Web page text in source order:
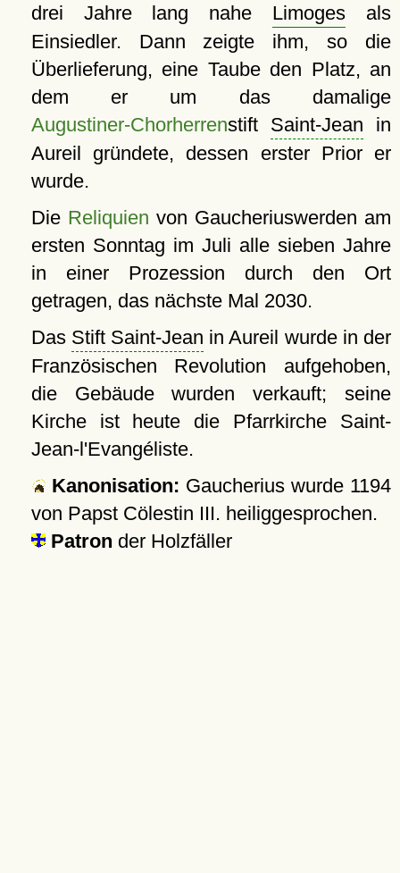
drei Jahre lang nahe Limoges als
Einsiedler. Dann zeigte ihm, so die
Überlieferung, eine Taube den Platz, an
dem er um das damalige
Augustiner-Chorherrenstift Saint-Jean in
Aureil gründete, dessen erster Prior er
wurde.
Die Reliquien von Gaucheriuswerden am
ersten Sonntag im Juli alle sieben Jahre
in einer Prozession durch den Ort
getragen, das nächste Mal 2030.
Das Stift Saint-Jean in Aureil wurde in der
Französischen Revolution aufgehoben,
die Gebäude wurden verkauft; seine
Kirche ist heute die Pfarrkirche Saint-
Jean-l'Evangéliste.
Kanonisation: Gaucherius wurde 1194
von Papst Cölestin III. heiliggesprochen.
Patron der Holzfäller